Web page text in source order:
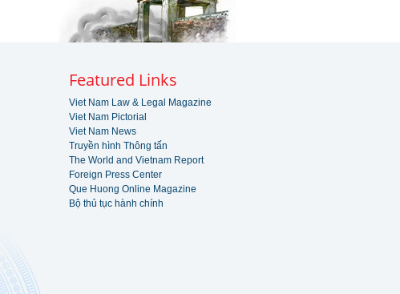
Featured Links
Viet Nam Law & Legal Magazine
Viet Nam Pictorial
Viet Nam News
Truyền hình Thông tấn
The World and Vietnam Report
Foreign Press Center
Que Huong Online Magazine
Bộ thủ tục hành chính